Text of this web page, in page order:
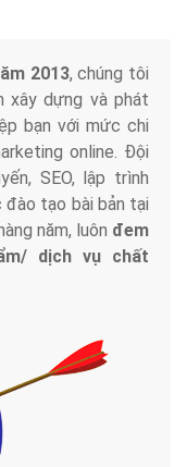
2013, chúng tôi
xây dựng và phát
bạn với mức chi
online. Đội
SEO, lập trình
đào tạo bài bản tại
năm, luôn đem
dịch vụ chất